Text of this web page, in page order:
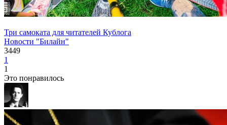
Три самоката для читателей Кублога
Новости "Билайн"
3449
1
1
Это понравилось